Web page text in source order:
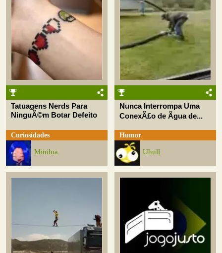
Tatuagens Nerds Para
NinguÃ©m Botar Defeito
Curiosidades
Minilua
Nunca Interrompa Uma
ConexÃ£o de Ãgua de...
Humor
Uhull